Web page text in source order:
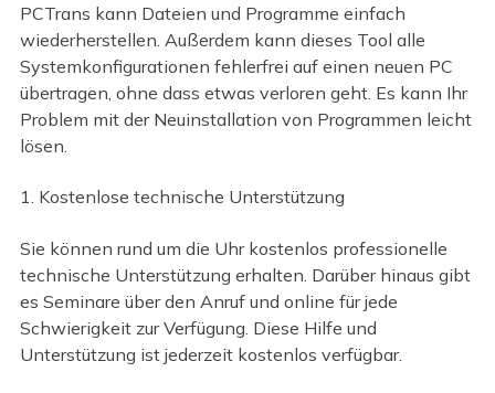
PCTrans kann Dateien und Programme einfach
wiederherstellen. Außerdem kann dieses Tool alle
Systemkonfigurationen fehlerfrei auf einen neuen PC
übertragen, ohne dass etwas verloren geht. Es kann Ihr
Problem mit der Neuinstallation von Programmen leicht
lösen.
1. Kostenlose technische Unterstützung
Sie können rund um die Uhr kostenlos professionelle
technische Unterstützung erhalten. Darüber hinaus gibt
es Seminare über den Anruf und online für jede
Schwierigkeit zur Verfügung. Diese Hilfe und
Unterstützung ist jederzeit kostenlos verfügbar.